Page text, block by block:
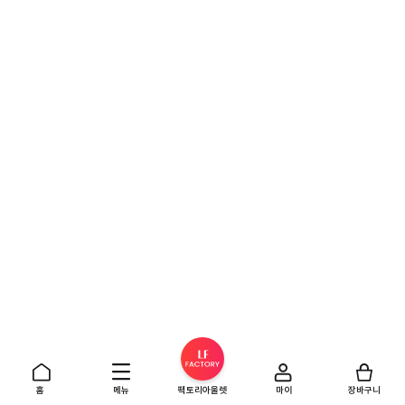
홈 메뉴 팩토리아울렛 마이 장바구니